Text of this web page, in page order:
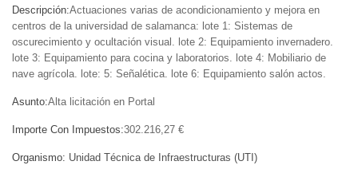
Descripción:Actuaciones varias de acondicionamiento y mejora en
centros de la universidad de salamanca: lote 1: Sistemas de
oscurecimiento y ocultación visual. lote 2: Equipamiento invernadero.
lote 3: Equipamiento para cocina y laboratorios. lote 4: Mobiliario de
nave agrícola. lote: 5: Señalética. lote 6: Equipamiento salón actos.
Asunto:Alta licitación en Portal
Importe Con Impuestos:302.216,27 €
Organismo: Unidad Técnica de Infraestructuras (UTI)